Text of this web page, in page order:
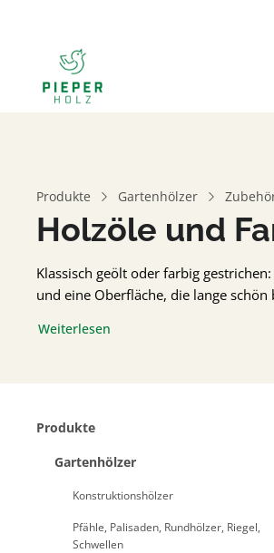
Produkte Gartenhölzer
Holzöle und
Klassisch geölt oder farbig
und eine Oberfläche, die lange schön
Weiterlesen
Produkte
Gartenhölzer
Konstruktionshölzer
Pfähle, Palisaden, Rundhölzer, Riegel,
Schwellen